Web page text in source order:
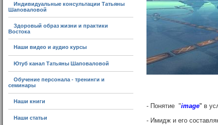
Индивидуальные консультации Татьяны
Шаповаловой
Здоровый образ жизни и практики
Востока
Наши видео и аудио курсы
Ютуб канал Татьяны Шаповаловой
Обучение персонала - тренинги и
семинары
Наши книги
Наши статьи
- Понятие "image" в
- Имидж и его